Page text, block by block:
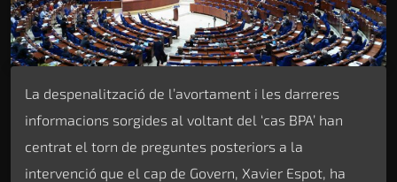
La despenalització de l’avortament i les darreres
informacions sorgides al voltant del ‘cas BPA’ han
centrat el torn de preguntes posteriors a la
intervenció que el cap de Govern, Xavier Espot, ha